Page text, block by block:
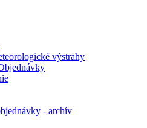
výstrahy
- archív